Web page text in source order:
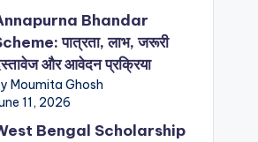
Bhandar
पात्रता, लाभ, जरूरी
और आवेदन प्रक्रिया
Moumita Ghosh
11, 2026
Bengal Scholarship